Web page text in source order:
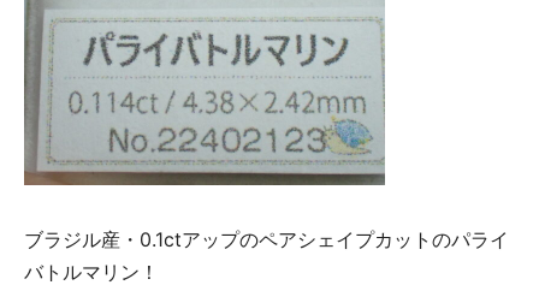
ブラジル産・0.1ctアップのペアシェイプカットのパライ
バトルマリン！